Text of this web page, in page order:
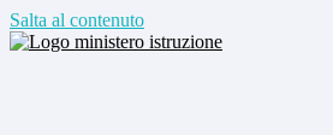
Salta al contenuto